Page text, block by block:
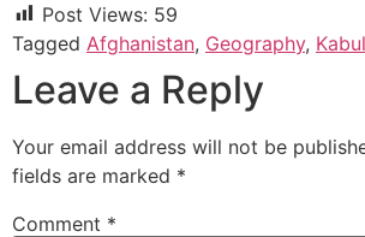
Post Views: 59
Tagged Afghanistan, Geography, Kabul
Leave a Reply
Your email address will not be
fields are marked *
Comment *